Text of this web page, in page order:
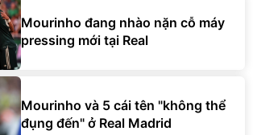
Mourinho đang nhào nặn cỗ máy
pressing mới tại Real
Mourinho và 5 cái tên "không thể
đụng đến" ở Real Madrid